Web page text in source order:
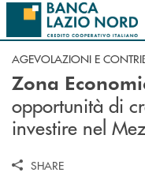
Salta al contenuto principale
AGEVOLAZIONI E
Zona
opportunità di
investire nel
SHARE